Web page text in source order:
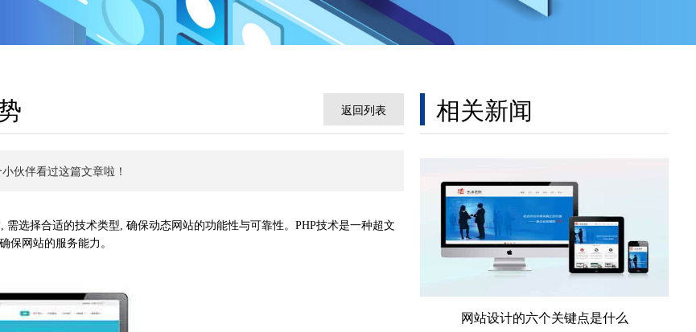
返回列表
伙伴看过这篇文章啦！
择合适的技术类型, 确保动态网站的功能性与可靠性。PHP技术是一种超文
保网站的服务能力。
相关新闻
网站设计的六个关键点是什么